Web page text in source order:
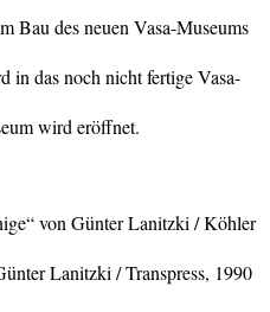
Bau des neuen Vasa-Museums
in das noch nicht fertige Vasa-
wird eröffnet.
von Günter Lanitzki / Köhler
Lanitzki / Transpress, 1990